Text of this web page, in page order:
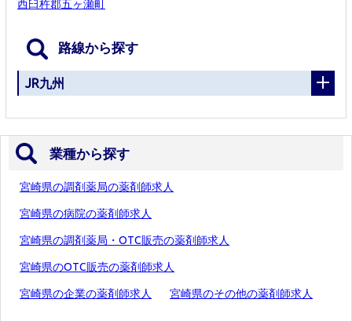
西臼杵郡五ヶ瀬町
路線から探す
JR九州
業種から探す
宮崎県の調剤薬局の薬剤師求人
宮崎県の病院の薬剤師求人
宮崎県の調剤薬局・OTC販売の薬剤師求人
宮崎県のOTC販売の薬剤師求人
宮崎県の企業の薬剤師求人 宮崎県のその他の薬剤師求人